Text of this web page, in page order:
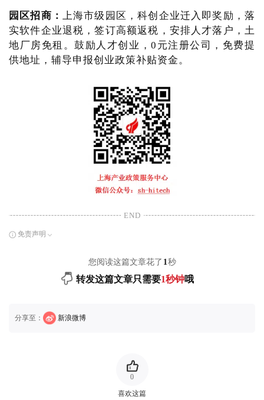
园区招商： 上海市级园区，科创企业迁入即奖励，落
实软件企业退税，签订高额返税，安排人才落户，土
地厂房免租。鼓励人才创业，0元注册公司，免费提
供地址，辅导申报创业政策补贴资金。
END
免责声明
您阅读这篇文章花了 1 秒
转发这篇文章只需要1秒钟哦
分享至： 新浪微博
喜欢这篇
0